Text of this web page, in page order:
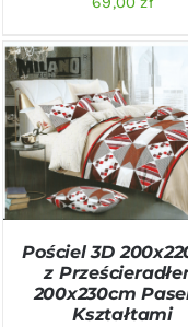
DODAJ DO KOSZYKA
SZCZEGÓŁY
Pościel 3D
z
200x230cm
Kształtami